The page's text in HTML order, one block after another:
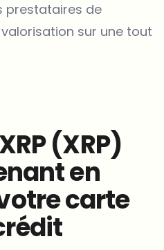
prestataires de
sur une tout
(XRP)
en
carte